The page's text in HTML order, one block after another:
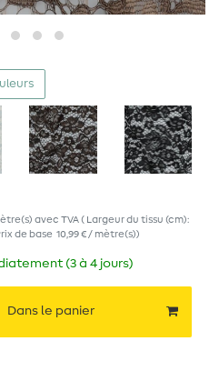
avec TVA( Largeur du tissu (cm):
de base 10,99 € / mètre(s))
(3 à 4 jours)
Dans le panier